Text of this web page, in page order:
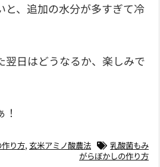
と、追加の水分が多すぎて冷
翌日はどうなるか、楽しみで
り方, 玄米アミノ酸農法
乳酸菌もみ
がらぼかしの作り方